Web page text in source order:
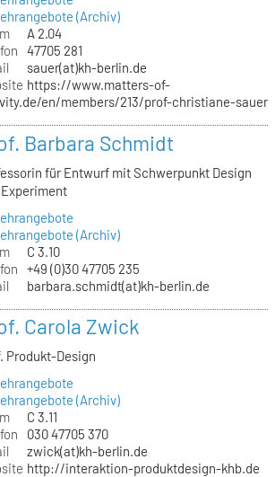
(Archiv)
A 2.04
47705 281
sauer(at)kh-berlin.de
https://www.matters-of-
en/members/213/prof-christiane-sauer
Barbara Schmidt
für Entwurf mit Schwerpunkt Design
(Archiv)
C 3.10
+49 (0)30 47705 235
barbara.schmidt(at)kh-berlin.de
Carola Zwick
Produkt-Design
(Archiv)
C 3.11
030 47705 370
zwick(at)kh-berlin.de
http://interaktion-produktdesign-khb.de